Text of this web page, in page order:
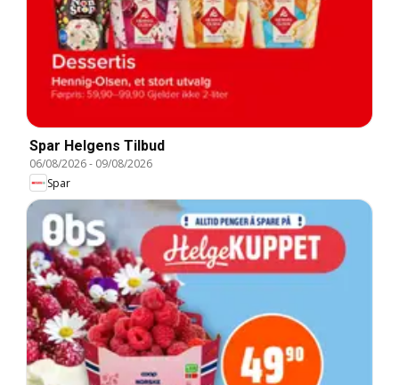
Spar Helgens Tilbud
06/08/2026- 09/08/2026
Spar